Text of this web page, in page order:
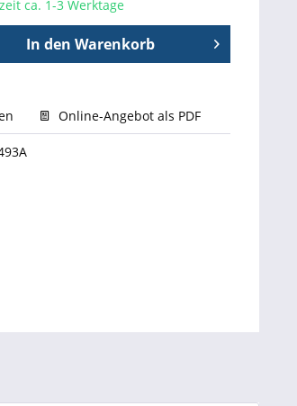
ca. 1-3 Werktage
In den Warenkorb
Online-Angebot als PDF